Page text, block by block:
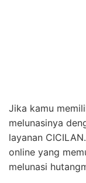
Jika kamu
melunasinya
layanan
online yang
melunasi